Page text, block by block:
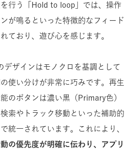
行う「Hold to loop」では、操作
が鳴るといった特徴的なフィード
ており、遊び心を感じます。
デザインはモノクロを基調として
使い分けが非常に巧みです。再生
のボタンは濃い黒（Primary色）
索やトラック移動といった補助的
統一されています。これにより、
の優先度が明確に伝わり、アプリ